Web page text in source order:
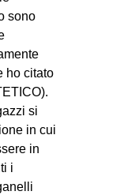
sono
ho citato
si
in cui
in
i